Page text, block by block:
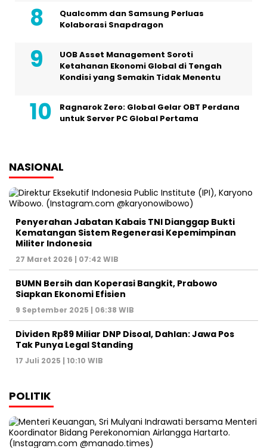
Qualcomm dan Samsung Perluas
Kolaborasi Snapdragon
UOB Asset Management Soroti
Ketahanan Ekonomi Global di Tengah
Kondisi yang Semakin Tidak Menentu
Ragnarok Zero: Global Gelar OBT Perdana
untuk Server PC Global Pertama
NASIONAL
Penyerahan Jabatan Kabais TNI Dianggap Bukti
Kematangan Sistem Regenerasi Kepemimpinan
Militer Indonesia
27 Maret 2026 | 07:42 WIB
BUMN Bersih dan Koperasi Bangkit, Prabowo
Siapkan Ekonomi Efisien
9 September 2025 | 06:38 WIB
Dividen Rp89 Miliar DNP Disoal, Dahlan: Jawa Pos
Tak Punya Legal Standing
17 Juli 2025 | 10:10 WIB
POLITIK